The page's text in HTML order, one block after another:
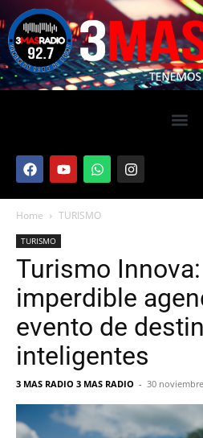
Home TURISMO
TURISMO
Turismo
imperdible
evento de
inteligentes
3 MAS RADIO 3 MAS RADIO - 30